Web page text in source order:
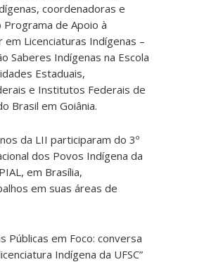
coordenadoras e
de Apoio à
em Licenciaturas Indígenas –
Saberes Indígenas na Escola
Estaduais,
e Institutos Federais de
Brasil em Goiânia.
da LII participaram do 3º
dos Povos Indígena da
em Brasília,
em suas áreas de
Públicas em Foco: conversa
Indígena da UFSC”